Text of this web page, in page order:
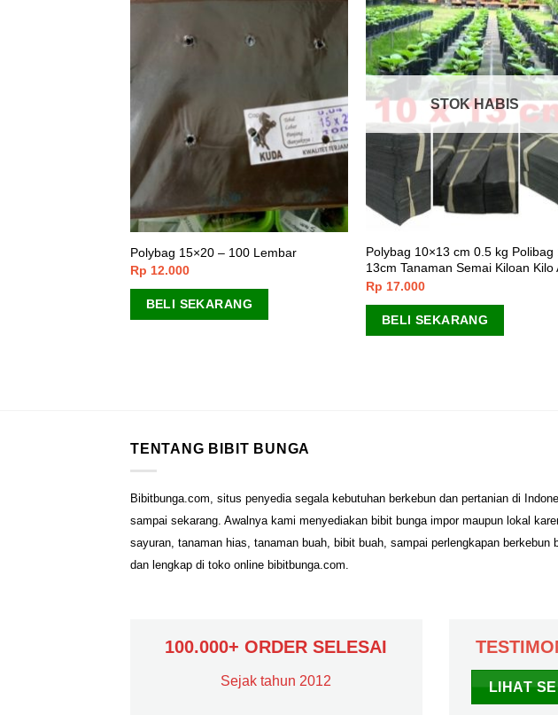
Polybag 15×20 – 100 Lembar
Rp 12.000
BELI SEKARANG
STOK HABIS
Polybag 10×13 cm 0.5 kg Polibag
13cm Tanaman Semai Kiloan Kilo
Rp 17.000
BELI SEKARANG
TENTANG BIBIT BUNGA
Bibitbunga.com, situs penyedia segala kebutuhan berkebun dan pertanian di
sampai sekarang. Awalnya kami menyediakan bibit bunga impor maupun lokal
sayuran, tanaman hias, tanaman buah, bibit buah, sampai perlengkapan
dan lengkap di toko online bibitbunga.com.
100.000+ ORDER SELESAI
Sejak tahun 2012 LIHAT